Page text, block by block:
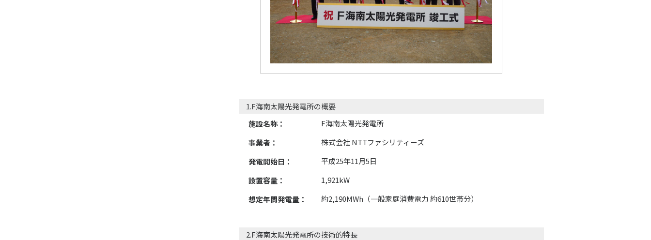
1.F海南太陽光発電所の概要
施設名称：
F海南太陽光発電所
事業者：
株式会社 NTTファシリティーズ
発電開始日：
平成25年11月5日
設置容量：
1,921kW
想定年間発電量：
約2,190MWh（一般家庭消費電力 約610世帯分）
2.F海南太陽光発電所の技術的特長